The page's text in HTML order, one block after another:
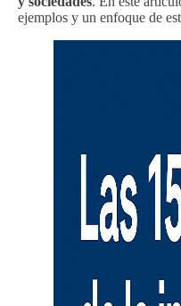
ejemplos y un enfoque de